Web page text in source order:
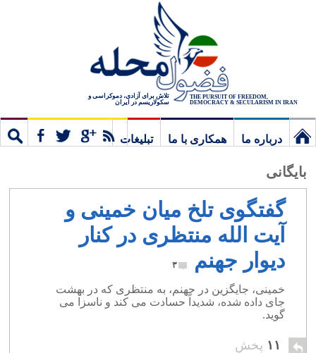
THE PURSUIT OF FREEDOM,
DEMOCRACY & SECULARISM IN IRAN
تلاش برای آزادی، دموکراسی و
سکولاریسم در ایران
درباره ما همکاری با ما
تبلیغات
بایگانی
گفتگوی تلخ میان خمینی و
آیت الله منتظری در کنار
دیوار جهنم
۳
خمینی، جایگزین در جهنم، به منتظری که در بهشت
جای داده شده، شدیداً حسادت می کند و ناسزا می
گوید.
۱۱ پخش